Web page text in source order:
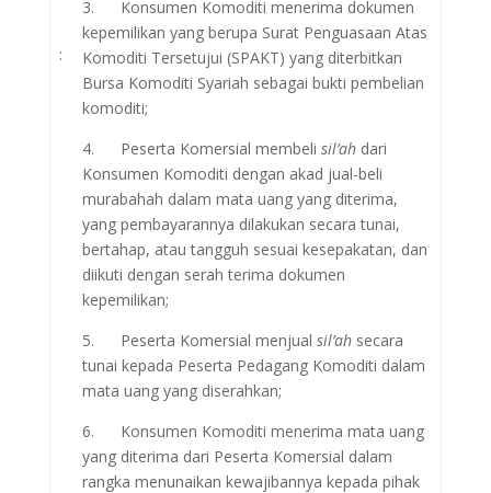
:
3. Konsumen Komoditi menerima dokumen
kepemilikan yang berupa Surat Penguasaan Atas
Komoditi Tersetujui (SPAKT) yang diterbitkan
Bursa Komoditi Syariah sebagai bukti pembelian
komoditi;
4. Peserta Komersial membeli sil’ah dari
Konsumen Komoditi dengan akad jual-beli
murabahah dalam mata uang yang diterima,
yang pembayarannya dilakukan secara tunai,
bertahap, atau tangguh sesuai kesepakatan, dan
diikuti dengan serah terima dokumen
kepemilikan;
5. Peserta Komersial menjual sil’ah secara
tunai kepada Peserta Pedagang Komoditi dalam
mata uang yang diserahkan;
6. Konsumen Komoditi menerima mata uang
yang diterima dari Peserta Komersial dalam
rangka menunaikan kewajibannya kepada pihak